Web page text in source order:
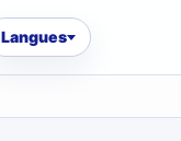
Langues